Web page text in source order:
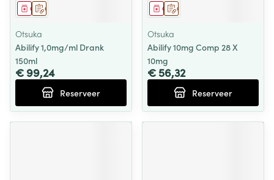
Op voorschrift
Geneesmiddel
Otsuka
Abilify 1,0mg/ml Drank
150ml
€ 99,24
Reserveer
Op voorschrift
Geneesmiddel
Otsuka
Abilify 10mg Comp 28 X
10mg
€ 56,32
Reserveer